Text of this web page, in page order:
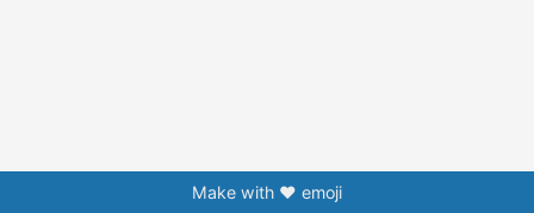
Make with ❤️ emoji